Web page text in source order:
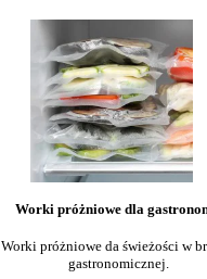
Worki próżniowe dla
Worki próżniowe da świeżości w
gastronomicznej.